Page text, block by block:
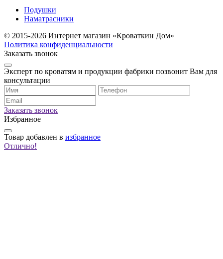
Подушки
Наматрасники
© 2015-2026 Интернет магазин «Кроваткин Дом»
Политика конфиденциальности
Заказать звонок
Эксперт по кроватям и продукции фабрики позвонит Вам для
консультации
Заказать звонок
Избранное
Товар добавлен в избранное
Отлично!